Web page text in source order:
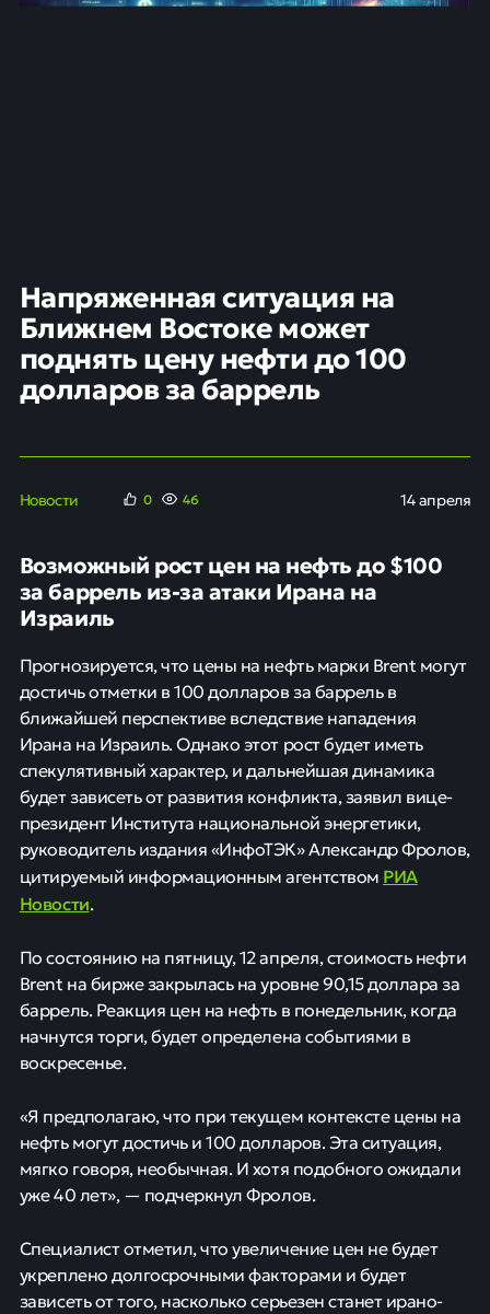
Напряженная ситуация на
Ближнем Востоке может
поднять цену нефти до 100
долларов за баррель
Новости 0 46 14 апреля
Возможный рост цен на нефть до $100
за баррель из-за атаки Ирана на
Израиль
Прогнозируется, что цены на нефть марки Brent могут
достичь отметки в 100 долларов за баррель в
ближайшей перспективе вследствие нападения
Ирана на Израиль. Однако этот рост будет иметь
спекулятивный характер, и дальнейшая динамика
будет зависеть от развития конфликта, заявил вице-
президент Института национальной энергетики,
руководитель издания «ИнфоТЭК» Александр Фролов,
цитируемый информационным агентством РИА
Новости.
По состоянию на пятницу, 12 апреля, стоимость нефти
Brent на бирже закрылась на уровне 90,15 доллара за
баррель. Реакция цен на нефть в понедельник, когда
начнутся торги, будет определена событиями в
воскресенье.
«Я предполагаю, что при текущем контексте цены на
нефть могут достичь и 100 долларов. Эта ситуация,
мягко говоря, необычная. И хотя подобного ожидали
уже 40 лет», — подчеркнул Фролов.
Специалист отметил, что увеличение цен не будет
укреплено долгосрочными факторами и будет
зависеть от того, насколько серьезен станет ирано-